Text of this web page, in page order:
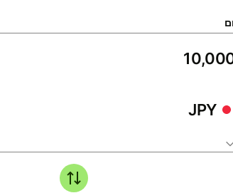
JPY